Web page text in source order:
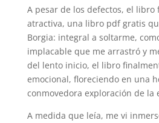
A pesar de los defectos, el libro
atractiva, una libro pdf gratis
Borgia: integral a soltarme,
implacable que me arrastró y
del lento inicio, el libro
emocional, floreciendo en una
conmovedora exploración de la
A medida que leía, me vi